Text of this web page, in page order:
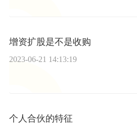
增资扩股是不是收购
2023-06-21 14:13:19
个人合伙的特征